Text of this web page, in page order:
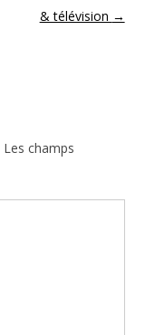
& télévision →
Les champs